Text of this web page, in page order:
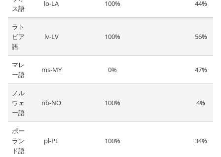
ス語
lo-LA 100% 44%
ラト
ビア
語
lv-LV 100% 56%
マレ
ー語
ms-MY 0% 47%
ノル
ウェ
ー語
nb-NO 100% 4%
ポー
ラン
ド語
pl-PL 100% 34%